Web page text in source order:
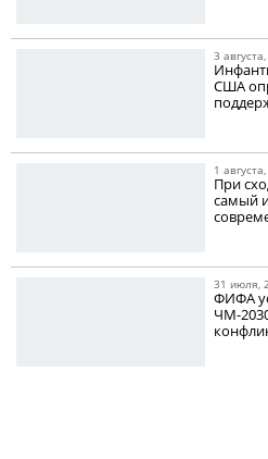
3
США
1
При
самый
31 июля,
ФИФА
ЧМ-